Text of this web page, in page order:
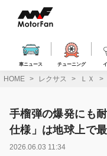
ス
車ニュース チューニング
HOME レクサス ＬＸ
手榴弾の爆発にも
仕様」は地球上で
2026.06.03 11:34